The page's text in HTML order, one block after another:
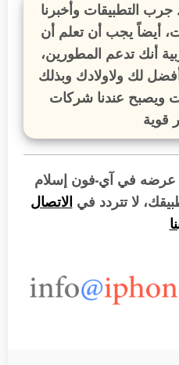
التطبيقات وأخبرنا
أيضاً يجب أن تعلم أن
أنك تدعم المطورين،
لك ولاولادك وبذلك
ويصبح عندنا شركات
قوية
عرضه في آي-فون إسلام
لا تتردد في الاتصال